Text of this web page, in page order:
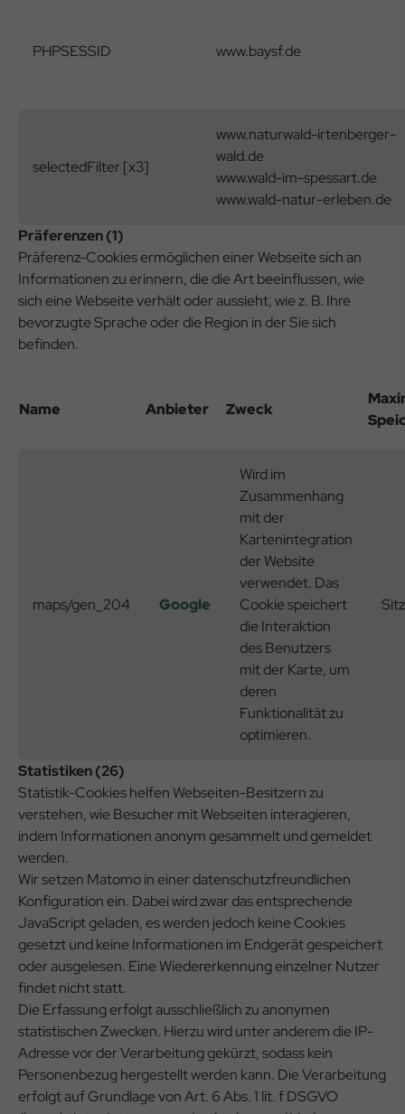
PHPSESSID www.baysf.de
selectedFilter [x3]
www.naturwald-irtenberger-
wald.de
www.wald-im-spessart.de
www.wald-natur-erleben.de
Präferenzen (1)
Präferenz-Cookies ermöglichen einer Webseite sich an
Informationen zu erinnern, die die Art beeinflussen, wie
sich eine Webseite verhält oder aussieht, wie z. B. Ihre
bevorzugte Sprache oder die Region in der Sie sich
befinden.
Name Anbieter Zweck
maps/gen_204 Google
Wird im
Zusammenhang
mit der
Kartenintegration
der Website
verwendet. Das
Cookie speichert
die Interaktion
des Benutzers
mit der Karte, um
deren
Funktionalität zu
optimieren.
Statistiken (26)
Statistik-Cookies helfen Webseiten-Besitzern zu
verstehen, wie Besucher mit Webseiten interagieren,
indem Informationen anonym gesammelt und gemeldet
werden.
Wir setzen Matomo in einer datenschutzfreundlichen
Konfiguration ein. Dabei wird zwar das entsprechende
JavaScript geladen, es werden jedoch keine Cookies
gesetzt und keine Informationen im Endgerät gespeichert
oder ausgelesen. Eine Wiedererkennung einzelner Nutzer
findet nicht statt.
Die Erfassung erfolgt ausschließlich zu anonymen
statistischen Zwecken. Hierzu wird unter anderem die IP-
Adresse vor der Verarbeitung gekürzt, sodass kein
Personenbezug hergestellt werden kann. Die Verarbeitung
erfolgt auf Grundlage von Art. 6 Abs. 1 lit. f DSGVO